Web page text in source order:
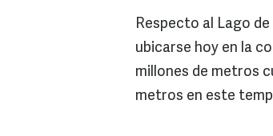
Respecto al Lago
ubicarse hoy en la
millones de metros
metros en este